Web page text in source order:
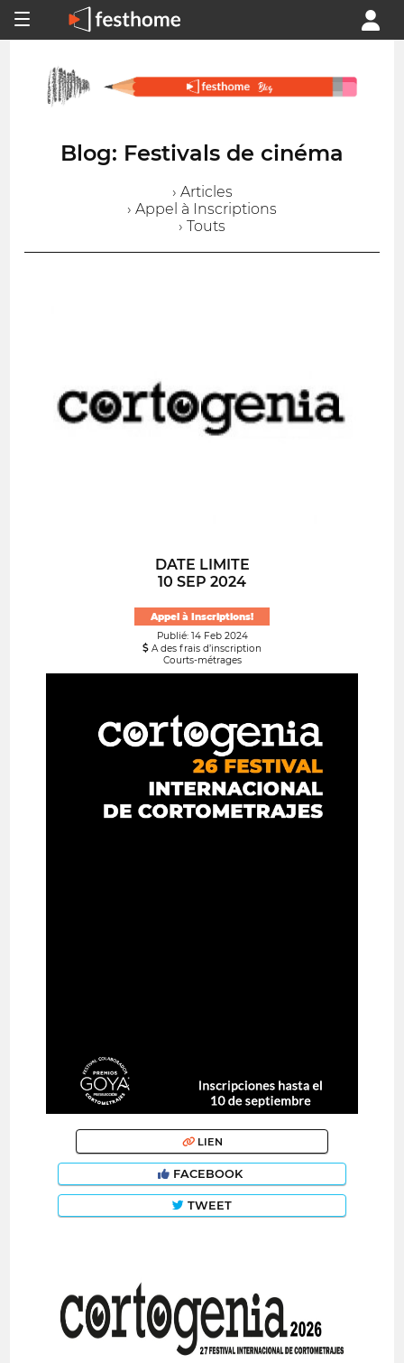
Blog: Festivals de cinéma
› Articles
› Appel à Inscriptions
› Touts
DATE LIMITE
10 SEP 2024
Appel à Inscriptions!
Publié: 14 Feb 2024
A des frais d’inscription
Courts-métrages
LIEN
FACEBOOK
TWEET